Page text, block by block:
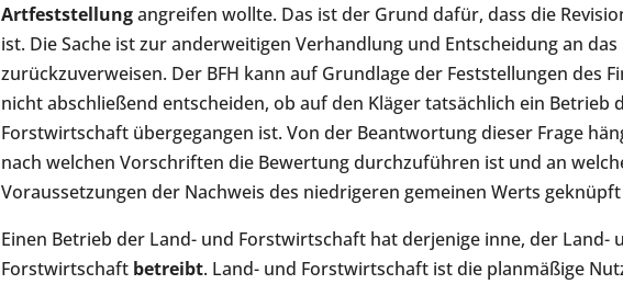
Artfeststellungangreifen wollte. Das ist der Grund dafür, dass die
ist. Die Sache ist zur anderweitigen Verhandlung und Entscheidung an
zurückzuverweisen. Der BFH kann auf Grundlage der Feststellungen des
nicht abschließend entscheiden, ob auf den Kläger tatsächlich ein Betrieb
Forstwirtschaft übergegangen ist. Von der Beantwortung dieser Frage
nach welchen Vorschriften die Bewertung durchzuführen ist und an
Voraussetzungen der Nachweis des niedrigeren gemeinen Werts
Einen Betrieb der Land- und Forstwirtschaft hat derjenige inne, der Land-
Forstwirtschaft betreibt. Land- und Forstwirtschaft ist die planmäßige